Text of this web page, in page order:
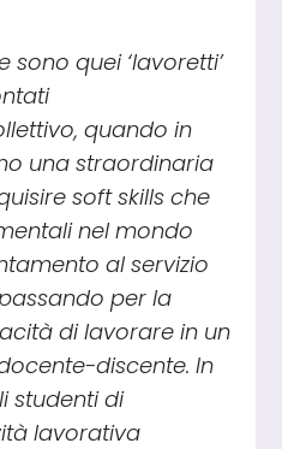
sono quei ‘lavoretti’
quando in
una straordinaria
soft skills che
nel mondo
al servizio
per la
di lavorare in un
discente. In
studenti di
lavorativa